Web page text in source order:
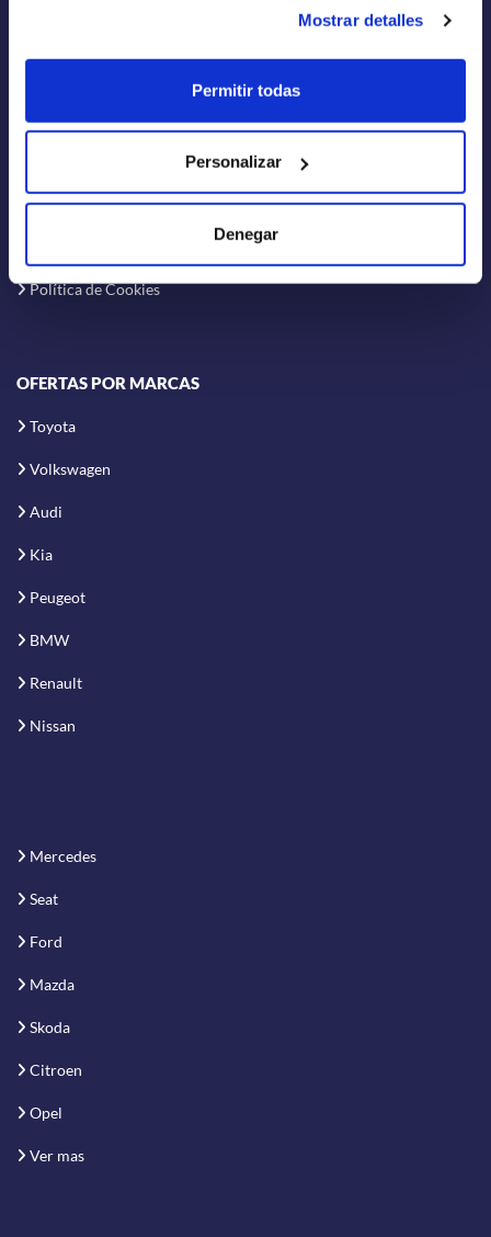
Mostrar detalles
Permitir todas
Personalizar
Denegar
FAQs
Calculadora de Renting
Aviso Legal
Política de Cookies
OFERTAS POR MARCAS
Toyota
Volkswagen
Audi
Kia
Peugeot
BMW
Renault
Nissan
Mercedes
Seat
Ford
Mazda
Skoda
Citroen
Opel
Ver mas